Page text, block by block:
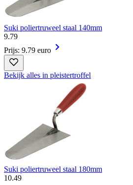
Suki poliertruweel staal 140mm
9.79
Prijs: 9.79 euro
Bekijk alles in pleistertroffel
Suki poliertruweel staal 180mm
10.49